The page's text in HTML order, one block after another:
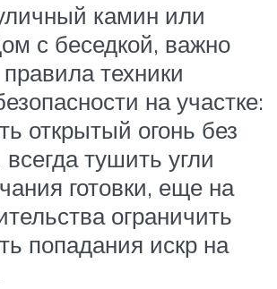
камин или
с беседкой, важно
техники
на участке:
открытый огонь без
тушить угли
готовки, еще на
ограничить
попадания искр на